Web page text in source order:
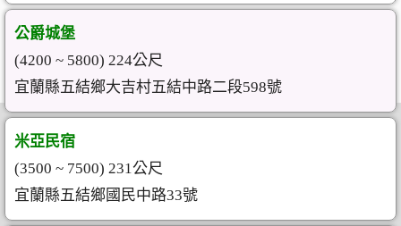
公爵城堡
(4200 ~ 5800) 224公尺
宜蘭縣五結鄉大吉村五結中路二段598號
米亞民宿
(3500 ~ 7500) 231公尺
宜蘭縣五結鄉國民中路33號